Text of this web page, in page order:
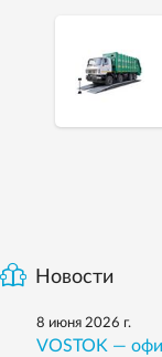
Новости
8 июня 2026 г.
VOSTOK —